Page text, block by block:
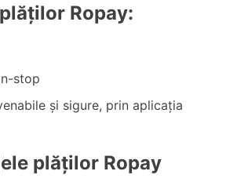
Ropay:
stop
și sigure, prin aplicația
plăților Ropay